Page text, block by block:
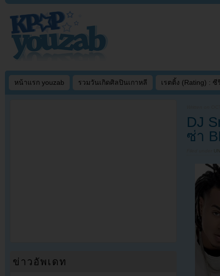
หน้าแรก youzab รวมวันเกิดศิลปินเกาหลี เรตติ้ง (Rating) : ซี
DJ
ซ่า
ข่าวอัพเดท